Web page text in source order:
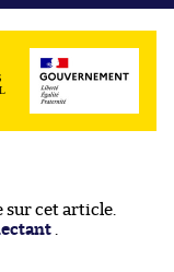
sur cet article.